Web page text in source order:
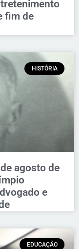
fim de
HISTÓRIA
agosto de
e
EDUCAÇÃO